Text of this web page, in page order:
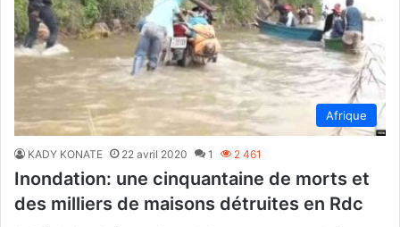
Afrique
KADY KONATE 22 avril 2020 1 2 461
Inondation: une cinquantaine de morts et
des milliers de maisons détruites en Rdc